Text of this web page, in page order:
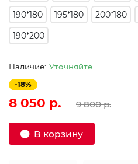
190*180
195*180 200*180
190*200
Уточняйте
-18%
8 050 р. 9 800 р.
В корзину